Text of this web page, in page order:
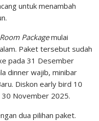
untuk menambah
Packagemulai
Paket tersebut sudah
pada 31 Desember
dinner wajib, minibar
Diskon early bird 10
November 2025.
dua pilihan paket.